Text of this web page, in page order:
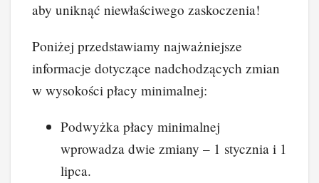
aby uniknąć niewłaściwego zaskoczenia!
Poniżej przedstawiamy najważniejsze
informacje dotyczące nadchodzących zmian
w wysokości płacy minimalnej:
Podwyżka płacy minimalnej
wprowadza dwie zmiany – 1 stycznia i 1
lipca.